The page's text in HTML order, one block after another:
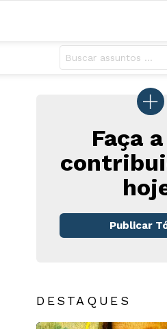
Faça
Publicar
DESTAQUES